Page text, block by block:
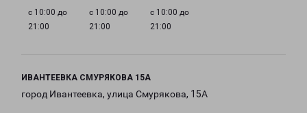
с 10:00 до
21:00
с 10:00 до
21:00
с 10:00 до
21:00
ИВАНТЕЕВКА СМУРЯКОВА 15А
город Ивантеевка, улица Смурякова, 15А